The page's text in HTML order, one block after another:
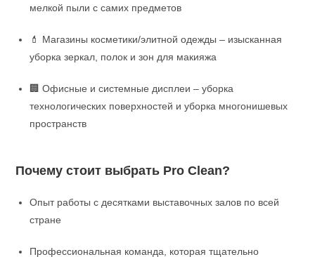
мелкой пыли с самих предметов
💄 Магазины косметики/элитной одежды – изысканная
уборка зеркал, полок и зон для макияжа
🏢 Офисные и системные дисплеи – уборка
технологических поверхностей и уборка многонишевых
пространств
Почему стоит выбрать Pro Clean?
Опыт работы с десятками выставочных залов по всей
стране
Профессиональная команда, которая тщательно